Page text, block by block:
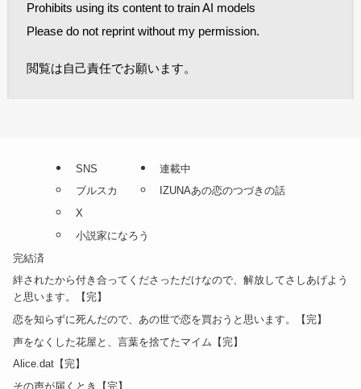
Prohibits using its content to train AI models
Please do not reprint without my permission.
閲覧は自己責任でお願います。
SNS
ブルスカ
X
小説家になろう
連載中
IZUNAあの恋のつづきの話
完結済
絆されたから付き合ってくださっただけなので、解放してさしあげよう
と思います。【完】
恋を知らずに死んだので、あの世で恋を買おうと思います。【完】
声をなくした花屋と、言葉を捨てたマイム【完】
Alice.dat【完】
その声が届くとき【完】